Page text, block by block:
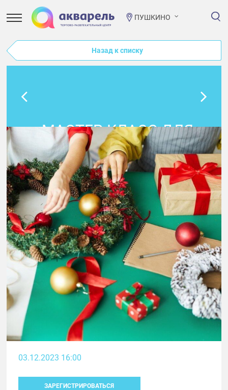
ПУШКИНО
Назад к списку
МАСТЕР-КЛАСС ДЛЯ
ДЕТЕЙ ПО
ИЗГОТОВЛЕНИЮ
РОЖДЕСТВЕНСКОГО
ВЕНКА
03.12.2023 16:00
ЗАРЕГИСТРИРОВАТЬСЯ